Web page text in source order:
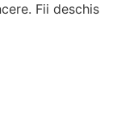
Fii deschis